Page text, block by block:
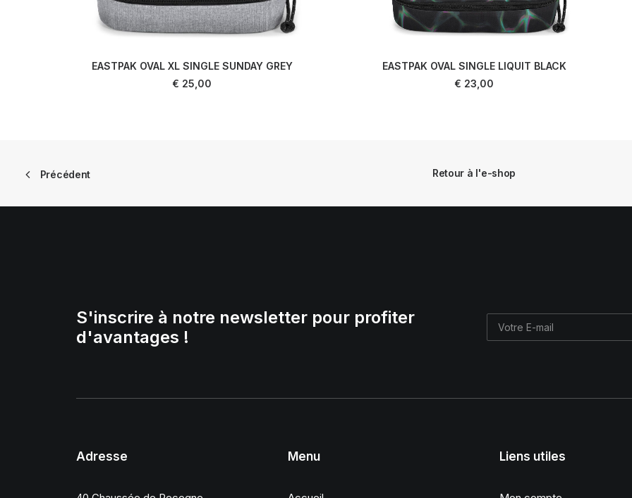
EASTPAK OVAL XL SINGLE SUNDAY GREY
€ 25,00
EASTPAK OVAL SINGLE LIQUIT BLACK
€ 23,00
Précédent Retour à l'e-shop
S'inscrire à notre newsletter pour profiter
d'avantages !
Adresse Menu Liens utiles